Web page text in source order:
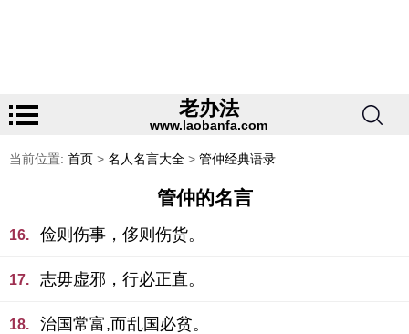
老办法
www.laobanfa.com
当前位置: 首页 > 名人名言大全 > 管仲经典语录
管仲的名言
16. 俭则伤事，侈则伤货。
17. 志毋虚邪，行必正直。
18. 治国常富,而乱国必贫。